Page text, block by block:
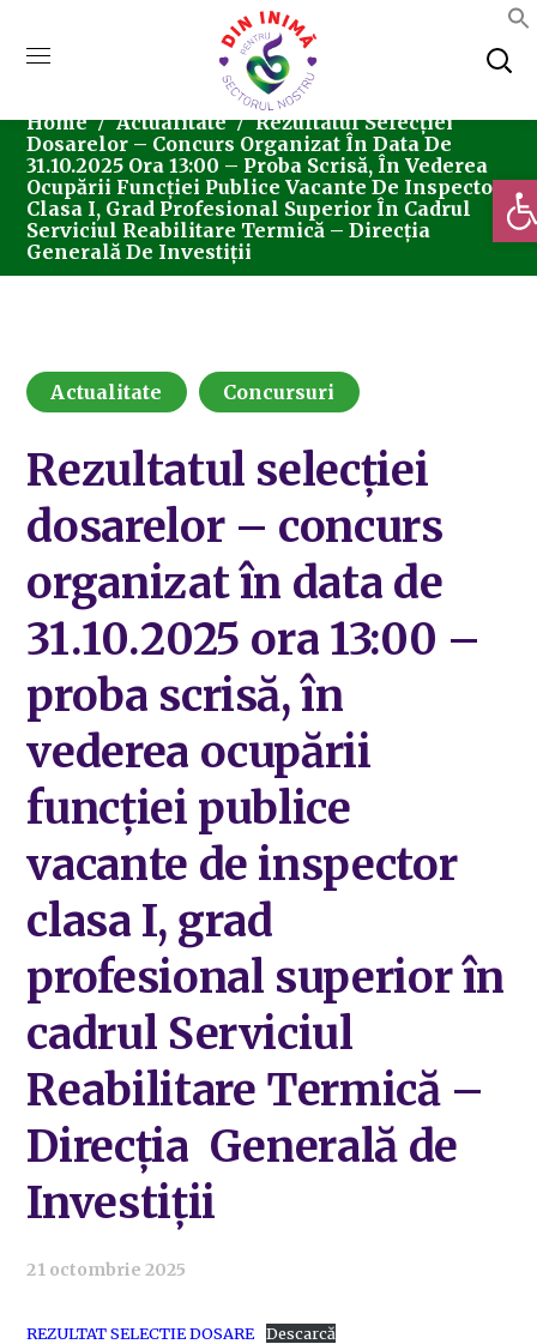
Home Actualitate
Rezultatul Selecției
Dosarelor – Concurs Organizat În Data De
31.10.2025 Ora 13:00 – Proba Scrisă, În Vederea
Ocupării Funcției Publice Vacante De Inspector
Clasa I, Grad Profesional Superior În Cadrul
Serviciul Reabilitare Termică – Direcția
Generală De Investiții
Actualitate Concursuri
Rezultatul selecției
dosarelor – concurs
organizat în data de
31.10.2025 ora 13:00 –
proba scrisă, în
vederea ocupării
funcției publice
vacante de inspector
clasa I, grad
profesional superior în
cadrul Serviciul
Reabilitare Termică –
Direcția Generală de
Investiții
21 octombrie 2025
REZULTAT SELECTIE DOSARE Descarcă